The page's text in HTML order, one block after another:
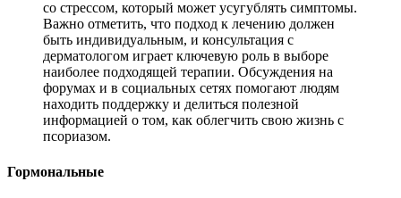
со стрессом, который может усугублять симптомы.
Важно отметить, что подход к лечению должен
быть индивидуальным, и консультация с
дерматологом играет ключевую роль в выборе
наиболее подходящей терапии. Обсуждения на
форумах и в социальных сетях помогают людям
находить поддержку и делиться полезной
информацией о том, как облегчить свою жизнь с
псориазом.
Гормональные